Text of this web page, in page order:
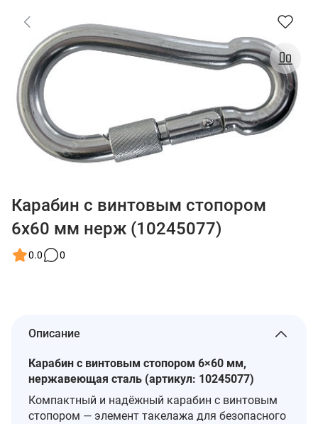
Карабин с винтовым стопором
6х60 мм нерж (10245077)
0.0 0
Описание
Карабин с винтовым стопором 6×60 мм,
нержавеющая сталь (артикул: 10245077)
Компактный и надёжный карабин с винтовым
стопором — элемент такелажа для безопасного